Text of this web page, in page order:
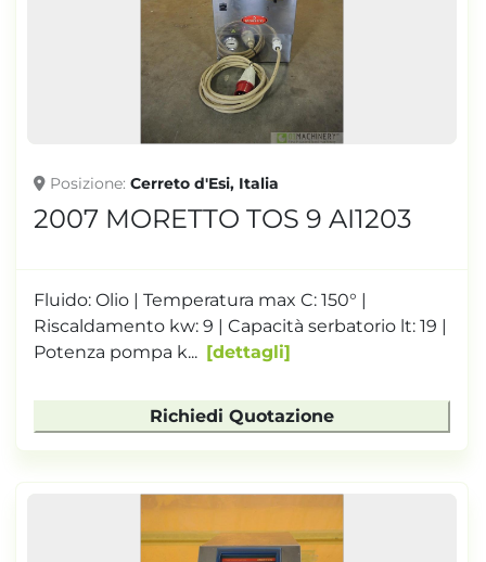
Posizione Cerreto d'Esi, Italia
2007 MORETTO TOS 9 AI1203
Fluido: Olio | Temperatura max C: 150° |
Riscaldamento kw: 9 | Capacità serbatorio lt: 19 |
Potenza pompa k...
dettagli
Richiedi Quotazione